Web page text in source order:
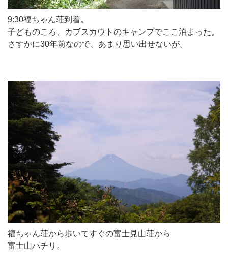
9:30福ちゃん荘到着。
子どものころ、カブスカウトのキャンプでここ泊まった。
さすがに30年前なので、あまり思い出せないが。
福ちゃん荘から歩いてすぐの富士見山荘から
富士山パチリ。